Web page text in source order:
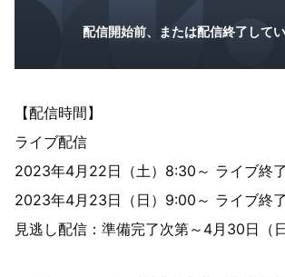
配信開始前、または配信終了してい
【配信時間】
ライブ配信
2023年4月22日（土）8:30～ ライブ終
2023年4月23日（日）9:00～ ライブ終
見逃し配信：準備完了次第～4月30日（